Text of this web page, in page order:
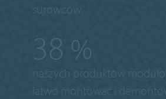
surowców.
50 %
naszych produktów
łatwo montować i